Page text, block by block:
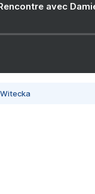
avec